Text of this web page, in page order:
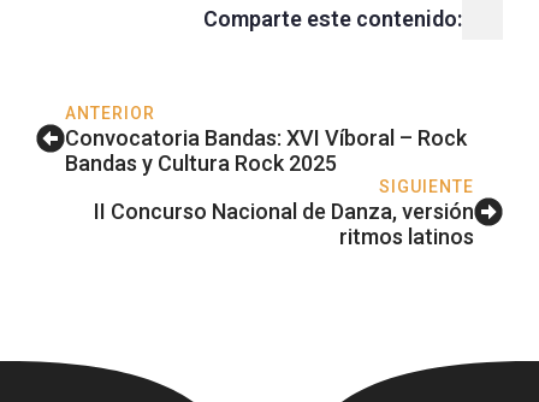
Comparte este contenido:
ANTERIOR
Convocatoria Bandas: XVI Víboral – Rock
Bandas y Cultura Rock 2025
SIGUIENTE
II Concurso Nacional de Danza, versión
ritmos latinos